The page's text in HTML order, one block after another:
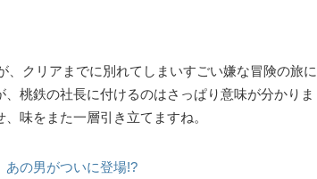
、クリアまでに別れてしまいすごい嫌な冒険の旅に
桃鉄の社長に付けるのはさっぱり意味が分かりま
味をまた一層引き立てますね。
あの男がついに登場!?